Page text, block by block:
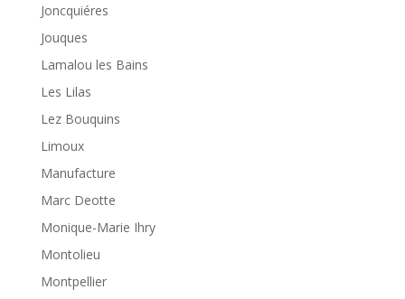
Joncquiéres
Jouques
Lamalou les Bains
Les Lilas
Lez Bouquins
Limoux
Manufacture
Marc Deotte
Monique-Marie Ihry
Montolieu
Montpellier